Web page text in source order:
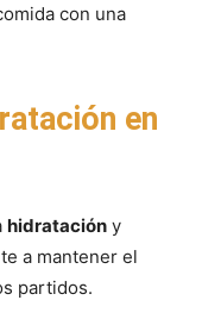
con una
en
hidratación y
a mantener el
partidos.